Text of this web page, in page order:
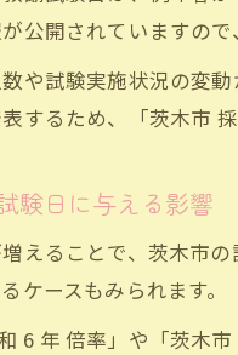
公開されていますので
や試験実施状況の変
するため、「茨木市
験日に与える影響
えることで、茨木市
ケースもみられます。
6 年 倍率」や「茨木